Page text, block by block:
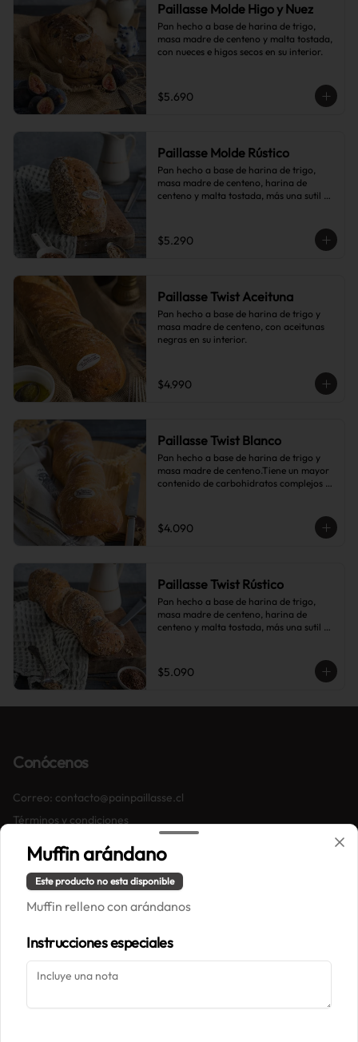
Paillasse Molde Higo y Nuez
Pan hecho a base de harina de trigo,
masa madre de centeno y malta tostada,
con nueces e higos secos en su interior.
$5.690
Paillasse Molde Rústico
Pan hecho a base de harina de trigo,
masa madre de centeno, harina de
centeno y malta tostada, más una sutil
tostado y frutos secos.
$5.290
Paillasse Twist Aceituna
Pan hecho a base de harina de trigo y
masa madre de centeno, con aceitunas
negras en su interior.
$4.990
Paillasse Twist Blanco
Pan hecho a base de harina de trigo y
masa madre de centeno.Tiene un mayor
contenido de carbohidratos complejos
$4.090
Paillasse Twist Rústico
Pan hecho a base de harina de trigo,
masa madre de centeno, harina de
centeno y malta tostada, más una sutil
tostado y frutos secos.
$5.090
Conócenos
Correo: contacto@painpaillasse.cl
Términos y condiciones
Política de privacidad
Redes sociales
Instagram
Mi cuenta
Iniciar sesión
Muffin arándano
Este producto no esta disponible
Muffin relleno con arándanos
Instrucciones especiales